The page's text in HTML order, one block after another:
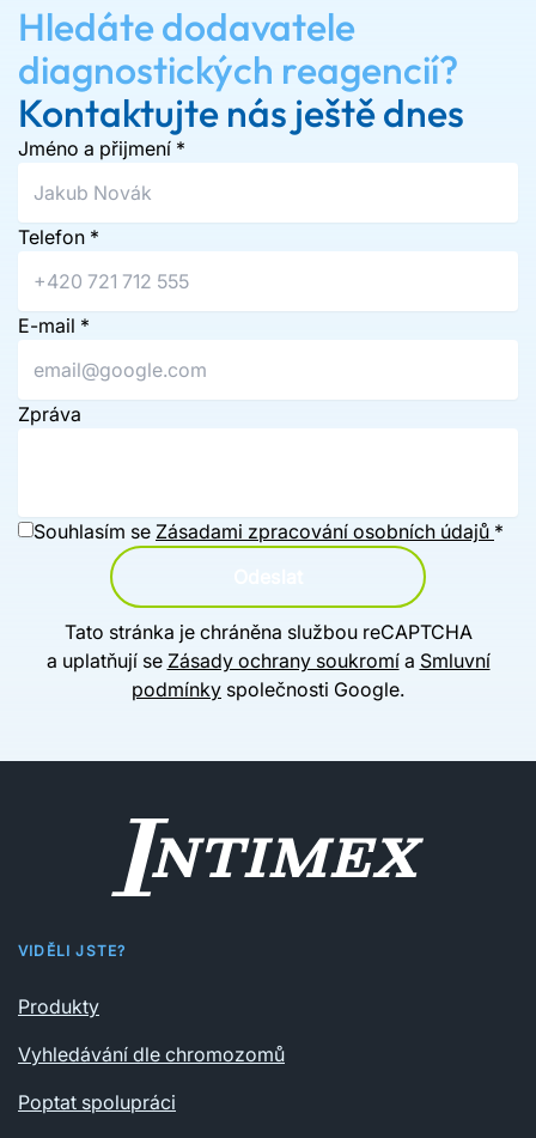
Hledáte dodavatele
diagnostických reagencií?
Kontaktujte nás ještě dnes
Jméno a přijmení *
Telefon *
E-mail *
Zpráva
Souhlasím se Zásadami zpracování osobních údajů *
Tato stránka je chráněna službou reCAPTCHA
a uplatňují se Zásady ochrany soukromía Smluvní
podmínky společnosti Google.
VIDĚLI JSTE?
Produkty
Vyhledávání dle chromozomů
Poptat spolupráci